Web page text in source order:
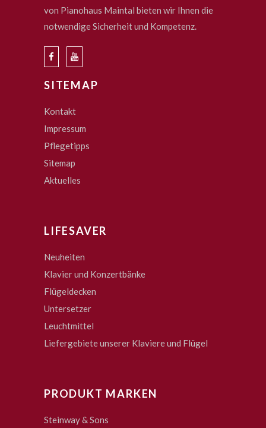
von Pianohaus Maintal bieten wir Ihnen die
notwendige Sicherheit und Kompetenz.
SITEMAP
Kontakt
Impressum
Pflegetipps
Sitemap
Aktuelles
LIFESAVER
Neuheiten
Klavier und Konzertbänke
Flügeldecken
Untersetzer
Leuchtmittel
Liefergebiete unserer Klaviere und Flügel
PRODUKT MARKEN
Steinway & Sons